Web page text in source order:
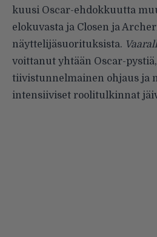
kuusi Oscar-ehdokkuutta
elokuvasta ja Closen ja
näyttelijäsuorituksista.
voittanut yhtään Oscar-
tiivistunnelmainen ohjaus ja
intensiiviset roolitulkinnat